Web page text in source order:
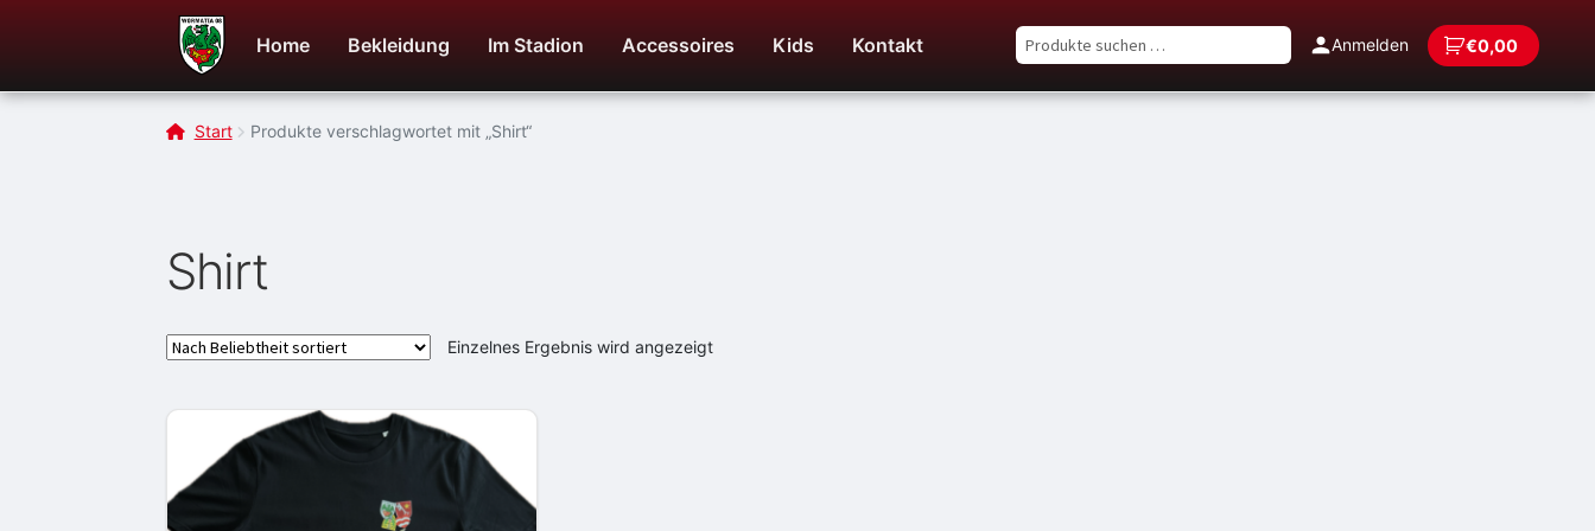
Zur
Navigation
springen
Zum
Inhalt
springen
Home Bekleidung Im Stadion Accessoires Kids Kontakt
Suchen
Suchen Anmelden €0,00
Start Produkte verschlagwortet mit „Shirt“
Shirt
Einzelnes Ergebnis wird angezeigt